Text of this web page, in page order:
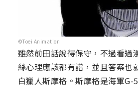
©Toei Animation
雖然前田話說得保守，不過看過
絲心理應該都有譜，並且答案也
白獵人斯摩格。斯摩格是海軍G-